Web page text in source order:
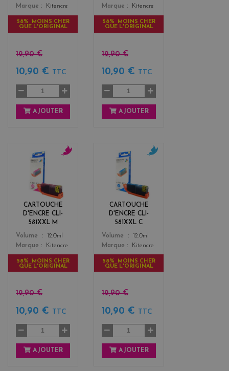
Marque
Kitencre
58% MOINS CHER
QUE L'ORIGINAL
12,90 €
10,90 € TTC
AJOUTER
Marque
Kitencre
58% MOINS CHER
QUE L'ORIGINAL
12,90 €
10,90 € TTC
AJOUTER
CARTOUCHE
D'ENCRE CLI-
581XXL M
Color
e
n
Volume
12.0ml
Marque
Kitencre
58% MOINS CHER
QUE L'ORIGINAL
12,90 €
10,90 € TTC
AJOUTER
CARTOUCHE
D'ENCRE CLI-
581XXL C
Color
n
Volume
12.0ml
Marque
Kitencre
58% MOINS CHER
QUE L'ORIGINAL
12,90 €
10,90 € TTC
AJOUTER